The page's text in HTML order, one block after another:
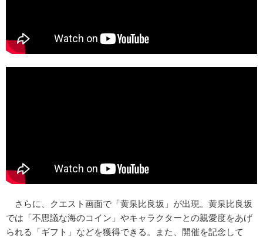
さらに、クエスト画面で「黄泉比良坂」が出現。黄泉比良坂
では「不思議な海のコイン」やキャラクターとの親愛度をあげ
られる「ギフト」などを獲得できる。また、開催を記念して